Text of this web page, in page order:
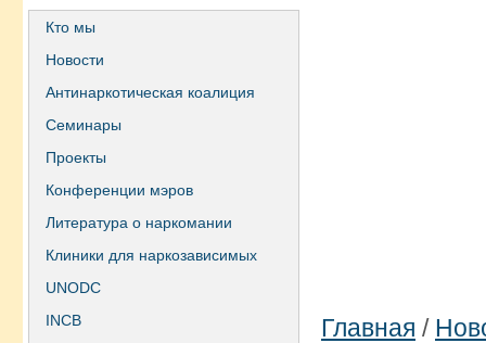
Кто мы
Новости
Антинаркотическая коалиция
Семинары
Проекты
Конференции мэров
Литература о наркомании
Клиники для наркозависимых
UNODC
INCB
Главная /